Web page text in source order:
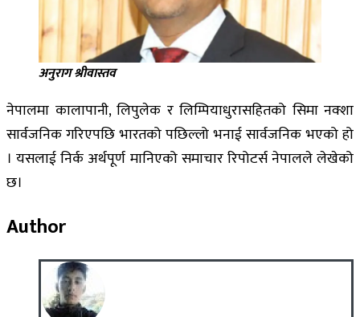
अनुराग श्रीवास्तव
नेपालमा कालापानी, लिपुलेक र लिम्पियाधुरासहितको सिमा नक्शा
सार्वजनिक गरिएपछि भारतको पछिल्लो भनाई सार्वजनिक भएको हो
। यसलाई निर्क अर्थपूर्ण मानिएको समाचार रिपोटर्स नेपालले लेखेको
छ।
Author